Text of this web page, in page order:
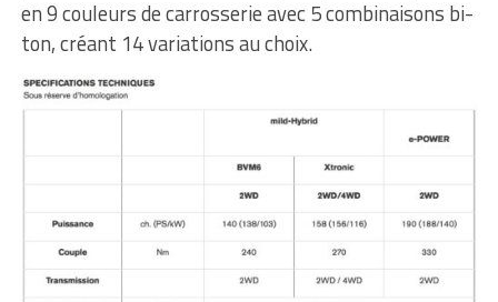
en 9 couleurs de carrosserie avec 5 combinaisons bi-
ton, créant 14 variations au choix.